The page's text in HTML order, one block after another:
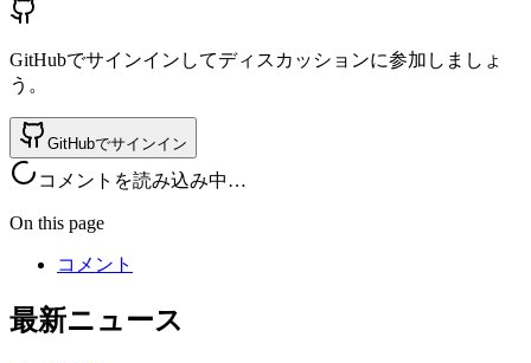
GitHubでサインインしてディスカッションに参加しましょ
う。
GitHubでサインイン
コメントを読み込み中…
On this page
コメント
最新ニュース